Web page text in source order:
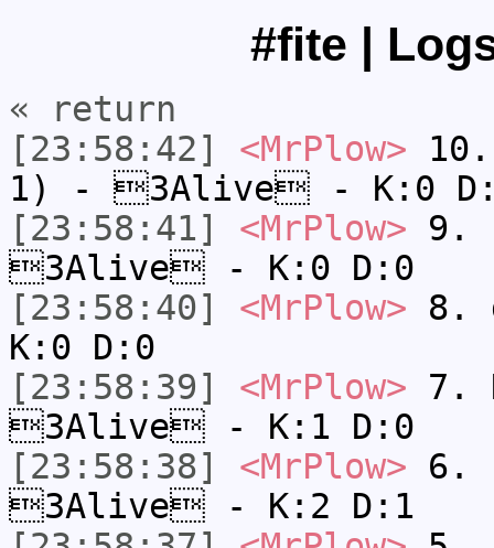
#fite |
« return
[23:58:42]
<MrPlow>
1) - 3Alive - K:0
[23:58:41]
<MrPlow> 9.
3Alive - K:0 D:0
[23:58:40]
<MrPlow> 8.
K:0 D:0
[23:58:39]
<MrPlow> 7.
3Alive - K:1 D:0
[23:58:38]
<MrPlow> 6.
3Alive - K:2 D:1